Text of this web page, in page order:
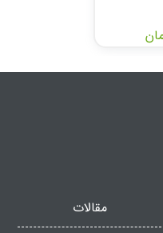
مقالات